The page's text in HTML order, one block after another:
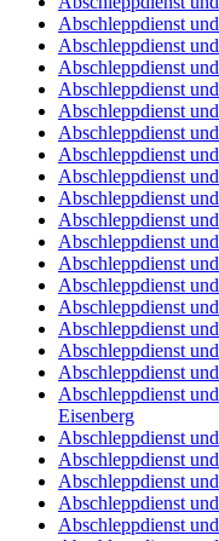
Abschleppdienst
Abschleppdienst
Abschleppdienst
Abschleppdienst
Abschleppdienst
Abschleppdienst
Abschleppdienst
Abschleppdienst
Abschleppdienst
Abschleppdienst
Abschleppdienst
Abschleppdienst
Abschleppdienst
Abschleppdienst
Abschleppdienst
Abschleppdienst
Abschleppdienst
Abschleppdienst
Eisenberg
Abschleppdienst
Abschleppdienst
Abschleppdienst
Abschleppdienst
Abschleppdienst